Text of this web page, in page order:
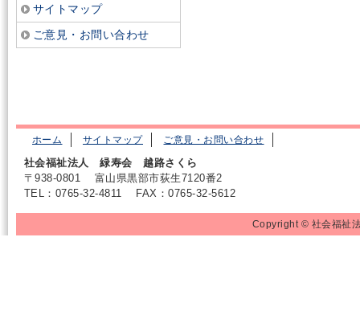
サイトマップ
ご意見・お問い合わせ
ホーム サイトマップ ご意見・お問い合わせ
社会福祉法人 緑寿会 越路さくら
〒938-0801
富山県黒部市荻生7120番2
TEL：0765-32-4811
FAX：0765-32-5612
Copyright © 社会福祉